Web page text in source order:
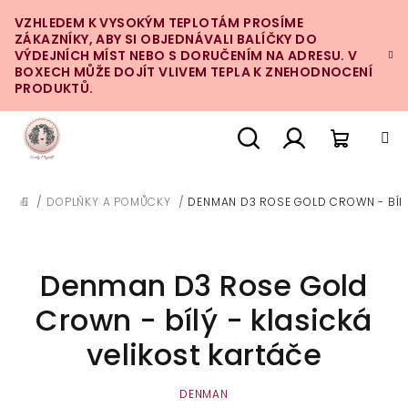
na
obsah
VZHLEDEM K VYSOKÝM TEPLOTÁM PROSÍME
ZÁKAZNÍKY, ABY SI OBJEDNÁVALI BALÍČKY DO
VÝDEJNÍCH MÍST NEBO S DORUČENÍM NA ADRESU. V
BOXECH MŮŽE DOJÍT VLIVEM TEPLA K ZNEHODNOCENÍ
PRODUKTŮ.
DOMŮ
/ DOPLŇKY A POMŮCKY / DENMAN D3 ROSE GOLD CROWN -
Denman D3 Rose Gold
Crown - bílý - klasická
velikost kartáče
DENMAN